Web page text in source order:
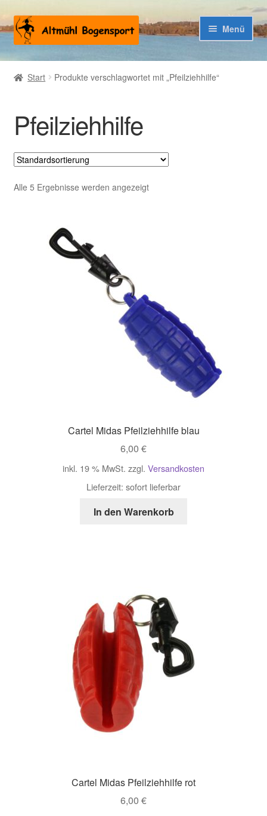
Zur
Navigation
springen
Zum
Inhalt
springen
Menü
Warenkorb
Start Produkte verschlagwortet mit „Pfeilziehhilfe“
Pfeilziehhilfe
Alle 5 Ergebnisse werden angezeigt
Cartel Midas Pfeilziehhilfe blau
6,00 €
inkl. 19 % MwSt. zzgl. Versandkosten
Lieferzeit: sofort lieferbar
In den Warenkorb
Cartel Midas Pfeilziehhilfe rot
6,00 €